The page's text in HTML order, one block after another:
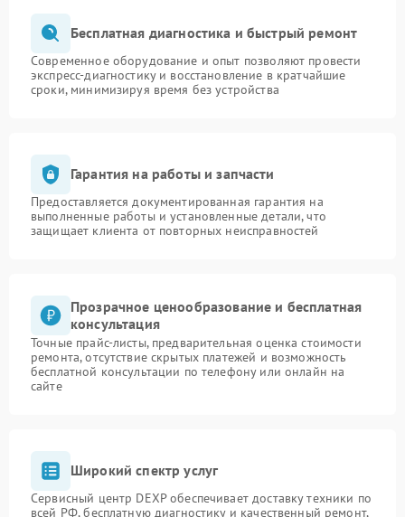
Бесплатная диагностика и быстрый ремонт
Современное оборудование и опыт позволяют провести
экспресс-диагностику и восстановление в кратчайшие
сроки, минимизируя время без устройства
Гарантия на работы и запчасти
Предоставляется документированная гарантия на
выполненные работы и установленные детали, что
защищает клиента от повторных неисправностей
Прозрачное ценообразование и бесплатная
консультация
Точные прайс-листы, предварительная оценка стоимости
ремонта, отсутствие скрытых платежей и возможность
бесплатной консультации по телефону или онлайн на
сайте
Широкий спектр услуг
Сервисный центр DEXP обеспечивает доставку техники по
всей РФ, бесплатную диагностику и качественный ремонт,